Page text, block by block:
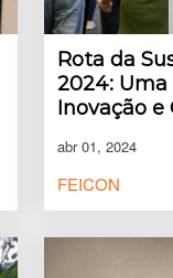
Rota da
2024:
Inovação e
abr 01, 2024
FEICON